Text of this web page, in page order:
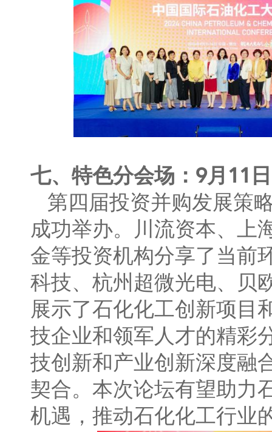
七、特色分会场：9月11
第四届投资并购发展策
成功举办。川流资本、上
金等投资机构分享了当前
科技、杭州超微光电、贝
展示了石化化工创新项目
技企业和领军人才的精彩
技创新和产业创新深度融
契合。本次论坛有望助力
机遇，推动石化化工行业